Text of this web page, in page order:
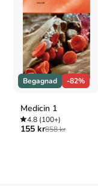
Begagnad -82%
Medicin 1
4.8 (100+)
155 kr858 kr